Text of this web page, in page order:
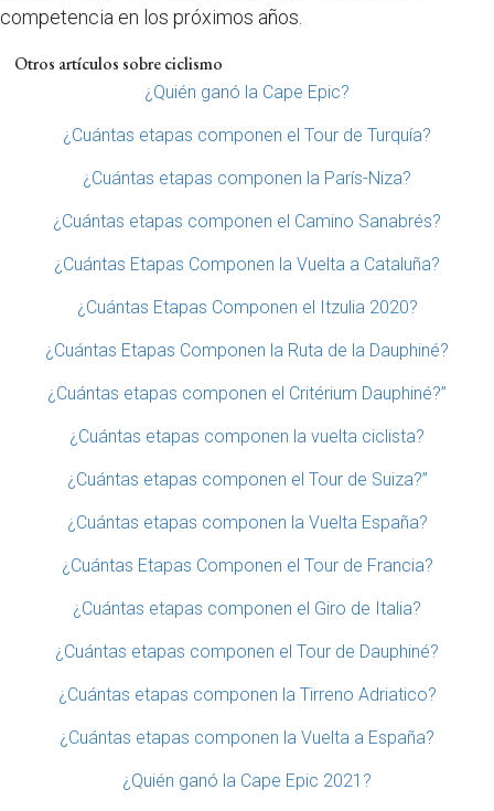
competencia en los próximos años.
Otros artículos sobre ciclismo
¿Quién ganó la Cape Epic?
¿Cuántas etapas componen el Tour de Turquía?
¿Cuántas etapas componen la París-Niza?
¿Cuántas etapas componen el Camino Sanabrés?
¿Cuántas Etapas Componen la Vuelta a Cataluña?
¿Cuántas Etapas Componen el Itzulia 2020?
¿Cuántas Etapas Componen la Ruta de la Dauphiné?
¿Cuántas etapas componen el Critérium Dauphiné?”
¿Cuántas etapas componen la vuelta ciclista?
¿Cuántas etapas componen el Tour de Suiza?”
¿Cuántas etapas componen la Vuelta España?
¿Cuántas Etapas Componen el Tour de Francia?
¿Cuántas etapas componen el Giro de Italia?
¿Cuántas etapas componen el Tour de Dauphiné?
¿Cuántas etapas componen la Tirreno Adriatico?
¿Cuántas etapas componen la Vuelta a España?
¿Quién ganó la Cape Epic 2021?